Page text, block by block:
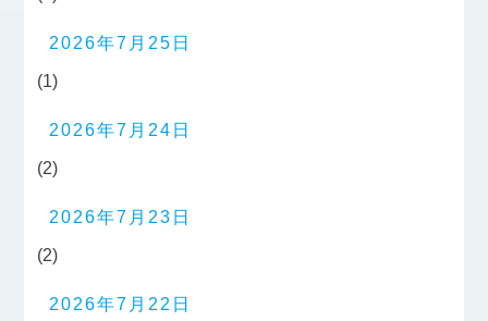
2026年7月25日
(1)
2026年7月24日
(2)
2026年7月23日
(2)
2026年7月22日